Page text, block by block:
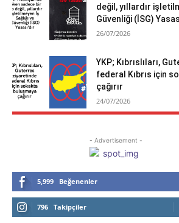
değil, yıllardır
Güvenliği (İSG)
26/07/2026
YKP; Kıbrıslıları,
federal Kıbrıs için
çağırır
24/07/2026
- Advertisement -
5,999 Beğenenler
796 Takipçiler